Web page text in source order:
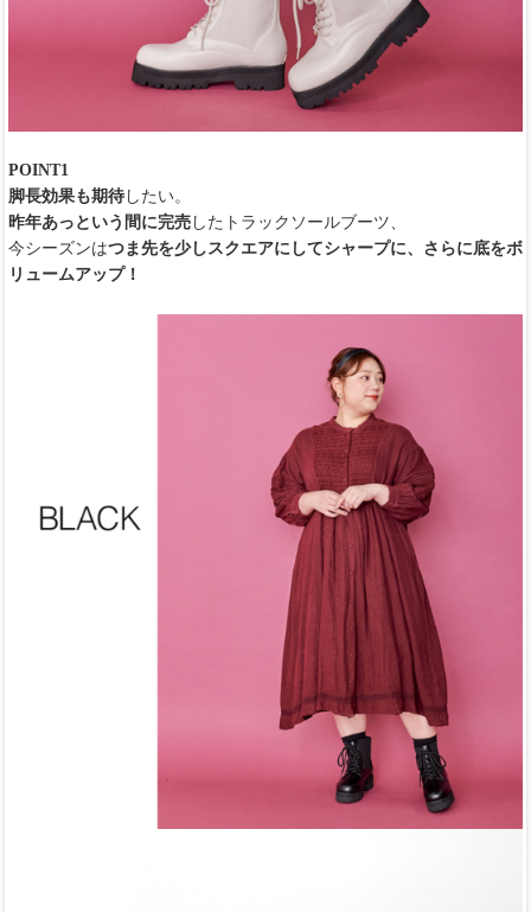
POINT1
脚長効果も期待したい。
昨年あっという間に完売 したトラックソールブーツ、
今シーズンはつま先を少しスクエアにしてシャープに、さらに底をボ
リュームアップ！